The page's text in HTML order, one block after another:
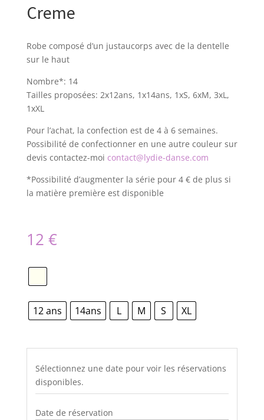
Creme
Robe composé d’un justaucorps avec de la dentelle
sur le haut
Nombre*: 14
Tailles proposées: 2x12ans, 1x14ans, 1xS, 6xM, 3xL,
1xXL
Pour l’achat, la confection est de 4 à 6 semaines.
Possibilité de confectionner en une autre couleur sur
devis contactez-moi contact@lydie-danse.com
*Possibilité d’augmenter la série pour 4 € de plus si
la matière première est disponible
12 €
12 ans 14ans L M S XL
Sélectionnez une date pour voir les réservations
disponibles.
Date de réservation